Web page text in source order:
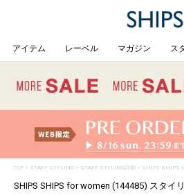
アイテム レーベル マガジン ス
TOP> STAFF STYLING> STAFF STYLING詳細 > SHIPS SHIPS
SHIPS SHIPS for women (144485) スタイ